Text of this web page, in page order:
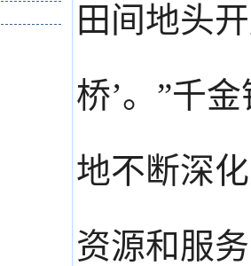
田间地头
桥’。”千
地不断深
资源和服